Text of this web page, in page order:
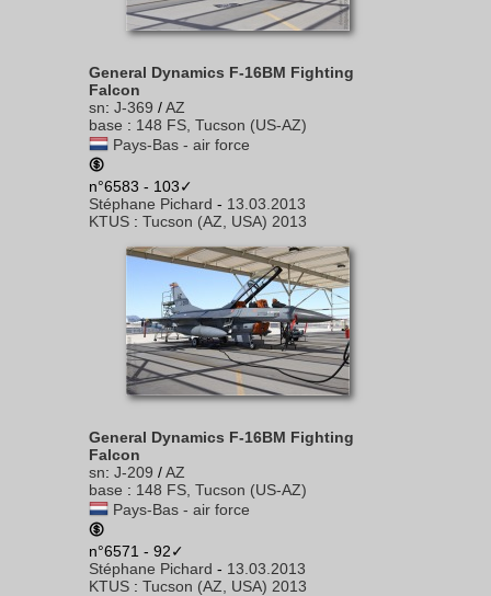
General Dynamics F-16BM Fighting
Falcon
sn: J-369 /AZ
base : 148 FS, Tucson (US-AZ)
Pays-Bas - air force
n°6583 - 103✓
Stéphane Pichard - 13.03.2013
KTUS : Tucson (AZ, USA) 2013
General Dynamics F-16BM Fighting
Falcon
sn: J-209 /AZ
base : 148 FS, Tucson (US-AZ)
Pays-Bas - air force
n°6571 - 92✓
Stéphane Pichard - 13.03.2013
KTUS : Tucson (AZ, USA) 2013